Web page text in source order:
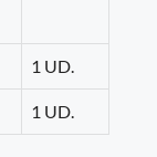
1 UD.
1 UD.